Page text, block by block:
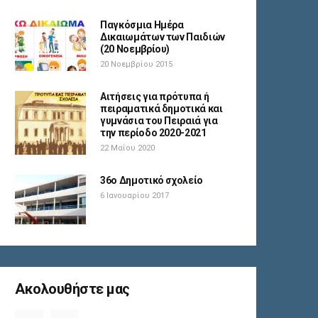
Παγκόσμια Ημέρα
Δικαιωμάτων των Παιδιών
(20 Νοεμβρίου)
20 Νοεμβρίου 2015
Αιτήσεις για πρότυπα ή
πειραματικά δημοτικά και
γυμνάσια του Πειραιά για
την περίοδο 2020-2021
22 Μαΐου 2020
36ο Δημοτικό σχολείο
6 Ιανουαρίου 2017
Ακολουθήστε μας